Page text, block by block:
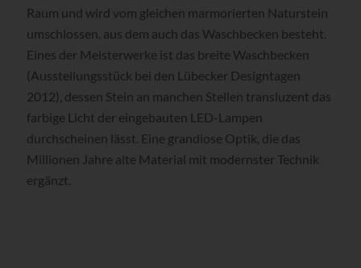
Raum und wird vom gleichen marmorierten Naturstein
umschlossen, aus dem auch das Waschbecken besteht.
Eines der Meisterwerke ist das breite Waschbecken
(Ausstellungsstück bei den Lübecker Designtagen
2012), dessen Stein an manchen Stellen transluzent das
farbige Licht der eingebauten LED-Lampen
durchscheinen lässt. Eine grandiose Optik, die das
Millionen Jahre alte Material mit modernster Technik
ergänzt.